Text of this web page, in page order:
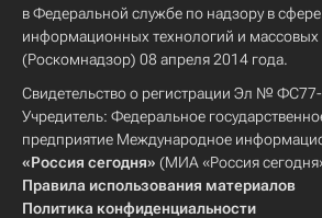
в Федеральной службе по надзору в сфере
информационных технологий и
(Роскомнадзор) 08 апреля 2014 года.
Свидетельство о регистрации Эл №
Учредитель: Федеральное
предприятие Международное
«Россия сегодня» (МИА «Россия
Правила использования материалов
Политика конфиденциальности